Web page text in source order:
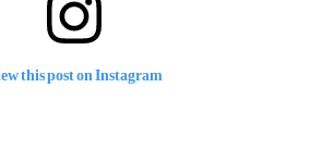
this post on Instagram